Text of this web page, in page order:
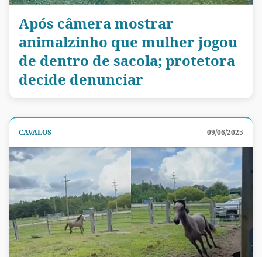
Após câmera mostrar
animalzinho que mulher jogou
de dentro de sacola; protetora
decide denunciar
CAVALOS 09/06/2025